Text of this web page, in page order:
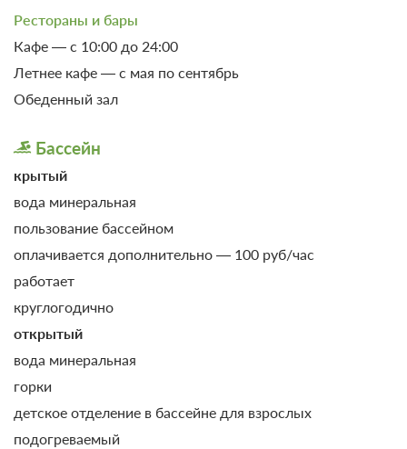
Эконом 3 местный корпус 1 ул.Красная
Санаторно-курортное лечение
В стоимость входит:
Трехразовое питание (диетическое)
Трехразовое питание
Требуется предоплата
эрозия, язва пищевода
Заболевания кожи
Аллергические кожные заболевания
(аллергодерматозы):
экзема
Хронические кожные заболевания (хронические
дерматозы):
акне (угревая болезнь)
гнездная алопеция (облысение)
ихтиоз приобретенный
кератозы, кератодермия, волосяной лишай
приобретенные
лишай красный плоский
псориаз
Рестораны и бары
Кафе — с 10:00 до 24:00
Летнее кафе — с мая по сентябрь
Обеденный зал
Бассейн
крытый
вода минеральная
пользование бассейном
оплачивается дополнительно — 100 руб/час
работает
круглогодично
открытый
вода минеральная
горки
детское отделение в бассейне для взрослых
подогреваемый